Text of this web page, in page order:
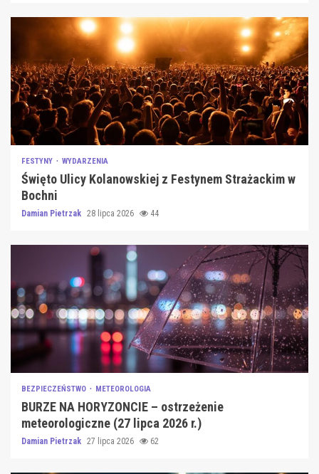
FESTYNY WYDARZENIA
Święto Ulicy Kolanowskiej z Festynem Strażackim w
Bochni
Damian Pietrzak 28 lipca 2026 44
BEZPIECZEŃSTWO METEOROLOGIA
BURZE NA HORYZONCIE – ostrzeżenie
meteorologiczne (27 lipca 2026 r.)
Damian Pietrzak 27 lipca 2026 62